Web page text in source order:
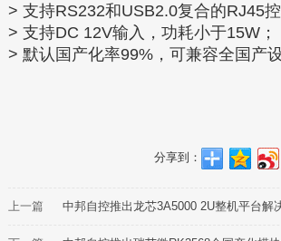
> 支持RS232和USB2.0复合的RJ45控
> 支持DC 12V输入，功耗小于15W；
> 默认国产化率99%，可兼容全国产设
分享到：
上一篇 中邦自控推出龙芯3A5000 2U整机平台解